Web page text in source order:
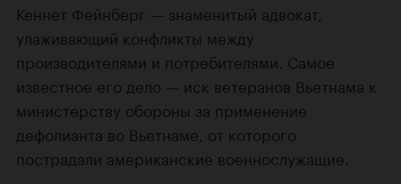
Кеннет Фейнберг — знаменитый адвокат,
улаживающий конфликты между
производителями и потребителями. Самое
известное его дело — иск ветеранов Вьетнама к
министерству обороны за применение
дефолианта во Вьетнаме, от которого
пострадали американские военнослужащие.